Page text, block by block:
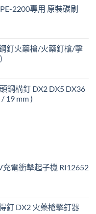
2200專用 原裝碳刷
釘火藥槍/火藥釘槍/擊
鋼構釘 DX2 DX5 DX36
19 mm )
電衝擊起子機 RI12652
釘 DX2 火藥槍擊釘器